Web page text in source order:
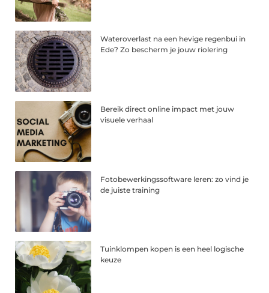
Wateroverlast na een hevige regenbui in
Ede? Zo bescherm je jouw riolering
Bereik direct online impact met jouw
visuele verhaal
Fotobewerkingssoftware leren: zo vind je
de juiste training
Tuinklompen kopen is een heel logische
keuze